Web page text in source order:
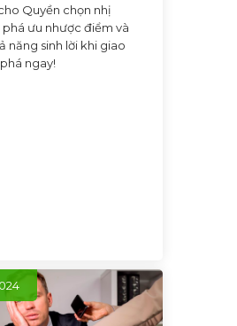
Quyền chọn nhị
ưu nhược điểm và
năng sinh lời khi giao
ngay!